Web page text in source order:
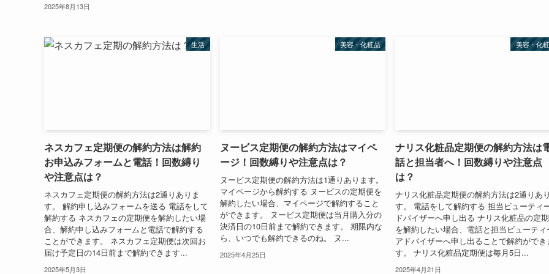
2025年8月13日
生活
ネスカフェ定期便の解約方法は解約
お申込みフォームと電話！回数縛り
や注意点は？
ネスカフェ定期便の解約方法は2通りありま
す。 解約申し込みフォームを送る 電話をして
解約する ネスカフェの定期便を解約したい場
合、解約申し込みフォームと電話で解約する
ことができます。 ネスカフェ定期便は次回お
届け予定日の14日前まで解約できます...
2025年5月3日
美容・化粧品
ヌービス定期便の解約方法はマイペ
ージ！回数縛りや注意点は？
ヌービス定期便の解約方法は1通りあります。
マイページから解約する ヌービスの定期便を
解約したい場合、マイページで解約すること
ができます。 ヌービス定期便は当月購入分の
決済日の10日前まで解約できます。 期限内な
ら、いつでも解約できるのね。 ヌ...
2025年4月25日
美容・化
ナリス化粧品定期便の解約方法は
話と担当者へ！回数縛りや注意点
は？
ナリス化粧品定期便の解約方法は2通りあ
す。 電話をして解約する 担当ビューティ
ドバイザーへ申し出る ナリス化粧品の定
を解約したい場合、電話と担当ビューティ
アドバイザーへ申し出ることで解約ができ
す。 ナリス化粧品定期便は毎月5日...
2025年4月21日